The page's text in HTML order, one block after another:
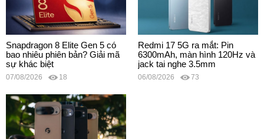
Snapdragon 8 Elite Gen 5 có
bao nhiêu phiên bản? Giải mã
sự khác biệt
07/08/2026 18
Redmi 17 5G ra mắt: Pin
6300mAh, màn hình 120Hz và
jack tai nghe 3.5mm
06/08/2026 73